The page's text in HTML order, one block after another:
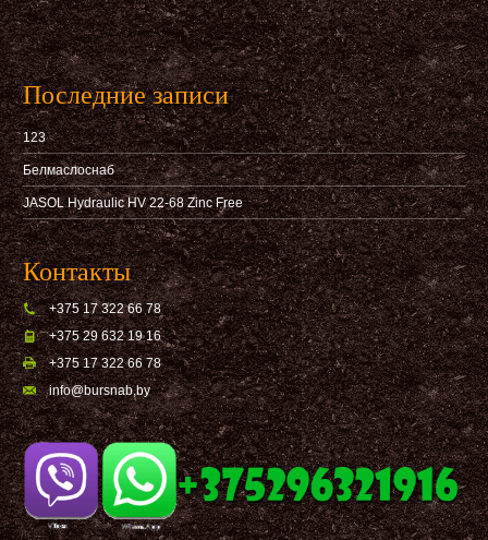
Последние записи
123
Белмаслоснаб
JASOL Hydraulic HV 22-68 Zinc Free
Контакты
+375 17 322 66 78
+375 29 632 19 16
+375 17 322 66 78
info@bursnab,by